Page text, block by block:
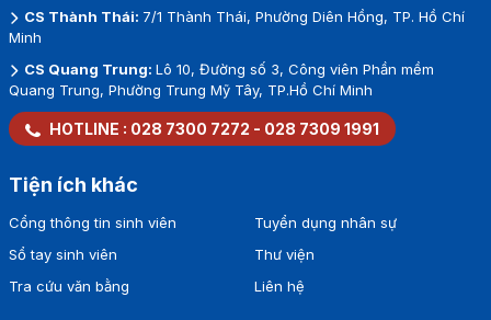
CS Thành Thái: 7/1 Thành Thái, Phường Diên Hồng, TP. Hồ Chí
Minh
CS Quang Trung: Lô 10, Đường số 3, Công viên Phần mềm
Quang Trung, Phường Trung Mỹ Tây, TP.Hồ Chí Minh
HOTLINE : 028 7300 7272 - 028 7309 1991
Tiện ích khác
Cổng thông tin sinh viên
Sổ tay sinh viên
Tra cứu văn bằng
Tuyển dụng nhân sự
Thư viện
Liên hệ